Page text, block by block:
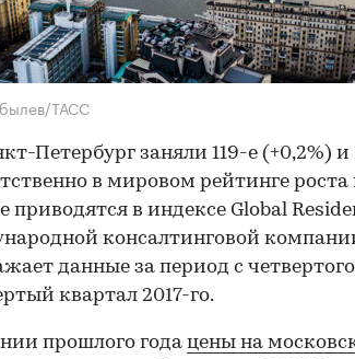
ТАСС
Петербург заняли 119-е (+0,2%) и
в мировом рейтинге
приводятся в индексе Global
консалтинговой
данные за период с
квартал 2017-го.
прошлого года цены на